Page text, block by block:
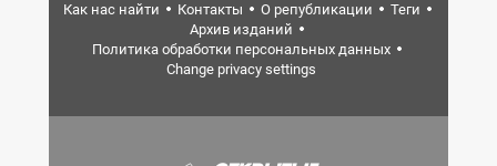
Как нас найти
Контакты О републикации
Теги
Архив изданий
Политика обработки персональных данных
Change privacy settings